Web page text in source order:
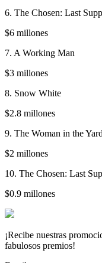
6. The Chosen: Last
$6 millones
7. A Working Man
$3 millones
8. Snow White
$2.8 millones
9. The Woman in the Yard
$2 millones
10. The Chosen: Last
$0.9 millones
¡Recibe nuestras
fabulosos premios!